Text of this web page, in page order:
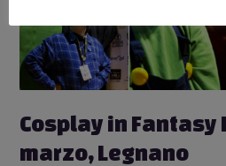
Cosplay in Fantasy
marzo, Legnano